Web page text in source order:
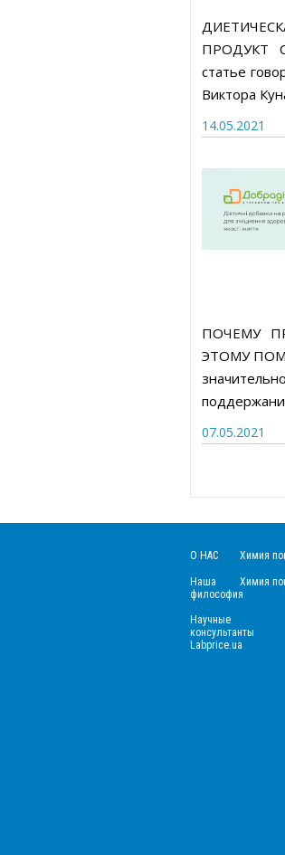
ПРОДУКТ
статье
Виктора
14.05.2021
ПОЧЕМУ
ЭТОМУ
07.05.2021
О НАС
Наша
философия
Научные
консультанты
Labprice.ua
Химия
Химия